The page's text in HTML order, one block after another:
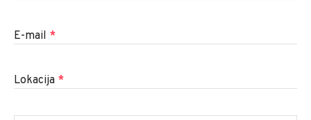
E-mail *
Lokacija *